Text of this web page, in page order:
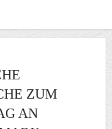
ZUM
AN